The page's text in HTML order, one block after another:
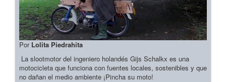
Por Lolita Piedrahita
La slootmotor del ingeniero holandés Gijs Schalkx es una
motocicleta que funciona con fuentes locales, sostenibles y que
no dañan el medio ambiente ¡Pincha su moto!